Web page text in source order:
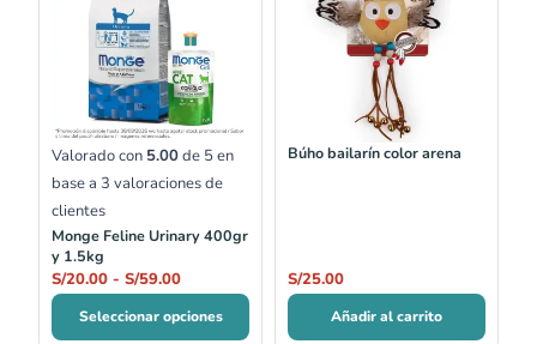
Valorado con 5.00de 5 en
base a 3 valoraciones de
clientes
Monge Feline Urinary 400gr
y 1.5kg
S/20.00 - S/59.00
desde
S/20.00
hasta
S/59.00
Seleccionar opciones
Búho bailarín color arena
S/25.00
Añadir al carrito